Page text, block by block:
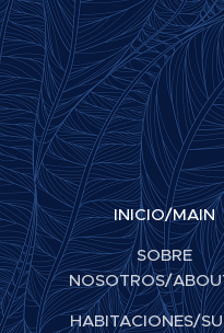
INICIO/MAIN
SOBRE
NOSOTROS/
HABITACIONES/